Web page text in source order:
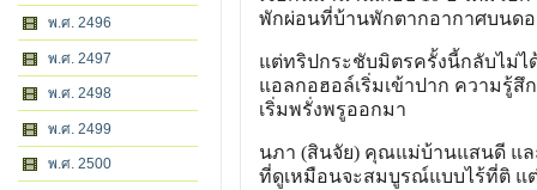
พ.ศ. 2496
พ.ศ. 2497
พ.ศ. 2498
พ.ศ. 2499
พ.ศ. 2500
พักผ่อนที่บ้านพักตากอากาศบนดอ
แต่ทริปกระชับมิตรครั้งนี้กลับไม่ไ
แอลกอฮอล์เริ่มเข้าปาก ความรู้
เริ่มพรั่งพรูออกมา
นภา (สินจัย) คุณแม่บ้านแสนดี แ
ที่ดูเหมือนจะสมบูรณ์แบบไร้ที่ติ แ